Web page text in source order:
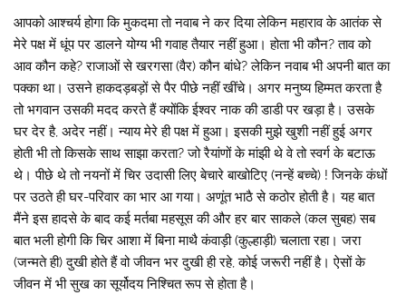
आपको आश्चर्य होगा कि मुकदमा तो नवाब ने कर दिया लेकिन महाराव के आतंक से
मेरे पक्ष में धूंप पर डालने योग्य भी गवाह तैयार नहीं हुआ। होता भी कौन? ताव को
आव कौन कहे? राजाओं से खरगसा (वैर) कौन बांधे? लेकिन नवाब भी अपनी बात का
पक्का था। उसने हाकदड़बड़ों से पैर पीछे नहीं खींचे। अगर मनुष्य हिम्मत करता है
तो भगवान उसकी मदद करते हैं क्योंकि ईश्वर नाक की डाडी पर खड़ा है। उसके
घर देर है, अदेर नहीं। न्याय मेरे ही पक्ष में हुआ। इसकी मुझे खुशी नहीं हुई अगर
होती भी तो किसके साथ साझा करता? जो रैयांणों के मांझी थे वे तो स्वर्ग के बटाऊ
थे। पीछे थे तो नयनों में चिर उदासी लिए बेचारे बाखोटिए (नन्हें बच्चे) ! जिनके कंधों
पर उठते ही घर-परिवार का भार आ गया। अणूंत भाठै से कठोर होती है। यह बात
मैंने इस हादसे के बाद कई मर्तबा महसूस की और हर बार साकले (कल सुबह) सब
बात भली होगी कि चिर आशा में बिना माथै कंवाड़ी (कुल्हाड़ी) चलाता रहा। जरा
(जन्मते ही) दुखी होते हैं वो जीवन भर दुखी ही रहे, कोई जरूरी नहीं है। ऐसों के
जीवन में भी सुख का सूर्योदय निश्चित रूप से होता है।